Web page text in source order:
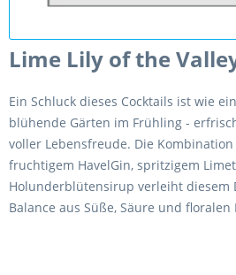
Lime Lily of the
Ein Schluck dieses Cocktails ist wie
blühende Gärten im Frühling -
voller Lebensfreude. Die
fruchtigem HavelGin, spritzigem
Holunderblütensirup verleiht diesem
Balance aus Süße, Säure und floralen